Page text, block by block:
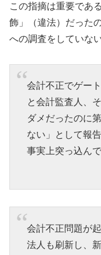
この指摘は重要であ
飾」（違法）だった
への調査をしていな
会計不正でゲー
と会計監査人、
ダメだったのに
ない」として報
事実上突っ込ん
会計不正問題が
法人も刷新し、